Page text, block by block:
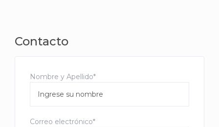
Contacto
Nombre y Apellido*
Correo electrónico*